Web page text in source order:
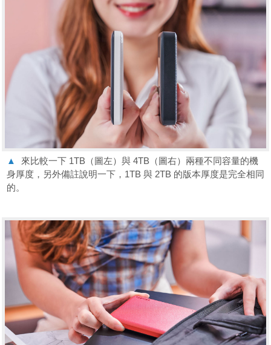
▲
來比較一下 1TB（圖左）與 4TB（圖右）兩種不同容量的機
身厚度，另外備註說明一下，1TB 與 2TB 的版本厚度是完全相同
的。